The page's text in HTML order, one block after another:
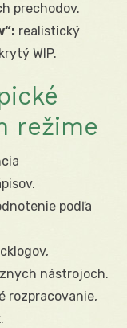
prechodov.
realistický
WIP.
režime
podľa
nástrojoch.
rozpracovanie,